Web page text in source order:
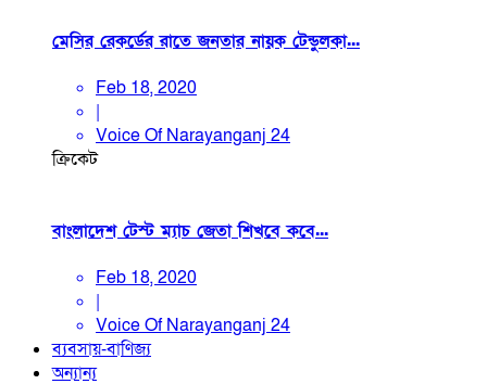
মেসির রেকর্ডের রাতে জনতার নায়ক টেন্ডুলকা...
Feb 18, 2020
|
Voice Of Narayanganj 24
ক্রিকেট
বাংলাদেশ টেস্ট ম্যাচ জেতা শিখবে কবে...
Feb 18, 2020
|
Voice Of Narayanganj 24
ব্যবসায়-বাণিজ্য
অন্যান্য